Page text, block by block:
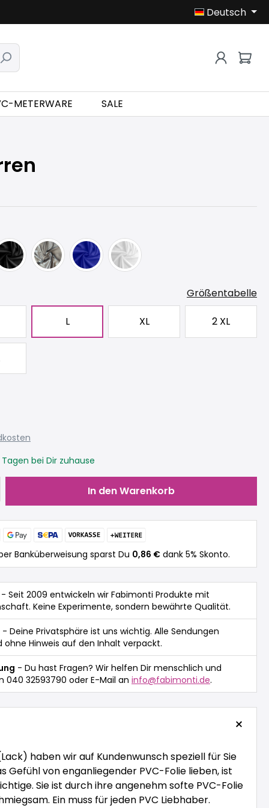
Deutsch
METERWARE SALE
Größentabelle
L XL 2 XL
bei Dir zuhause
den gewünschten Wert ein oder
In den Warenkorb
Banküberweisung sparst Du 0,86 € dank 5% Skonto.
Seit 2009 entwickeln wir Fabimonti Produkte mit
Keine Experimente, sondern bewährte Qualität.
- Deine Privatsphäre ist uns wichtig. Alle Sendungen
Hinweis auf den Inhalt verpackt.
- Du hast Fragen? Wir helfen Dir menschlich und
32593790 oder E-Mail an info@fabimonti.de.
haben wir auf Kundenwunsch speziell für Sie
Gefühl von enganliegender PVC-Folie lieben, ist
Sie ist durch ihre angenehm softe PVC-Folie
Ein muss für jeden PVC Liebhaber.